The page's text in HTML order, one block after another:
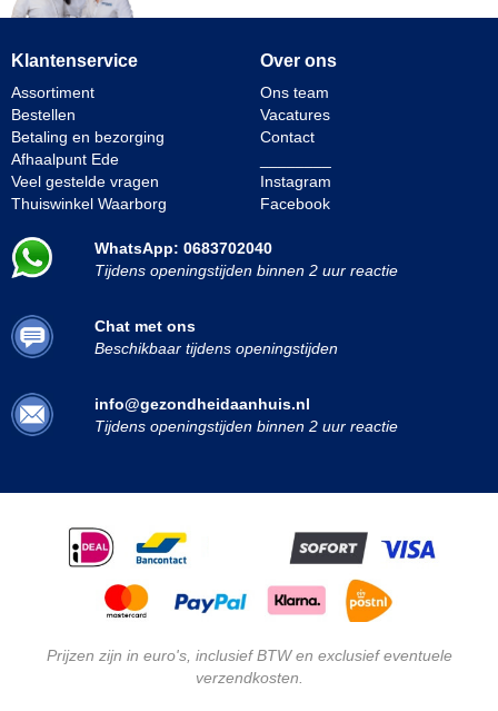
Klantenservice
Assortiment
Bestellen
Betaling en bezorging
Afhaalpunt Ede
Veel gestelde vragen
Thuiswinkel Waarborg
Over ons
Ons team
Vacatures
Contact
Instagram
Facebook
WhatsApp: 0683702040
Tijdens openingstijden binnen 2 uur reactie
Chat met ons
Beschikbaar tijdens openingstijden
info@gezondheidaanhuis.nl
Tijdens openingstijden binnen 2 uur reactie
Prijzen zijn in euro's, inclusief BTW en exclusief eventuele
verzendkosten.